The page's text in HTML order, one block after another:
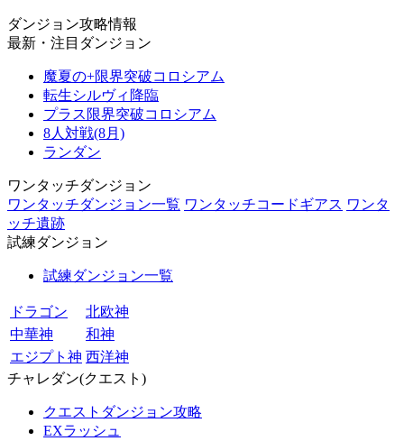
ダンジョン攻略情報
最新・注目ダンジョン
魔夏の+限界突破コロシアム
転生シルヴィ降臨
プラス限界突破コロシアム
8人対戦(8月)
ランダン
ワンタッチダンジョン
ワンタッチダンジョン一覧 ワンタッチコードギアス ワンタ
ッチ遺跡
試練ダンジョン
試練ダンジョン一覧
ドラゴン
北欧神
中華神
和神
エジプト神 西洋神
チャレダン(クエスト)
クエストダンジョン攻略
EXラッシュ